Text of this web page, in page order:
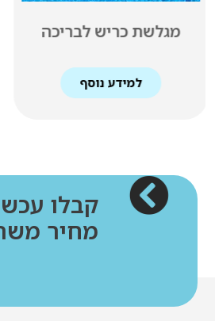
הטלת גרזנים
למידע נוסף
קבלו
מחיר